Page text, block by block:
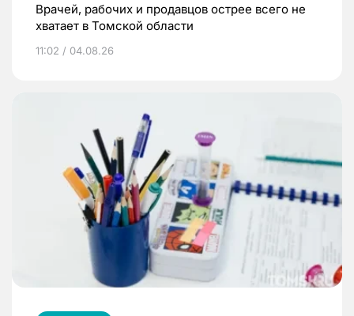
Врачей, рабочих и продавцов острее всего не
хватает в Томской области
11:02 / 04.08.26